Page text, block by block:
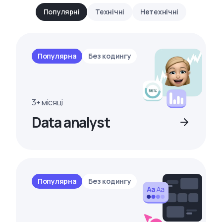
Популярні Технічні Нетехнічні
Популярна Без кодингу
3+ місяці
Data analyst
Популярна Без кодингу